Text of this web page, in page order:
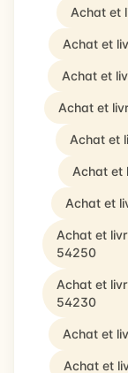
Achat et
Achat et
Achat et
Achat et
Achat et
Achat et
Achat et
Achat et
54250
Achat et
54230
Achat et
Achat et